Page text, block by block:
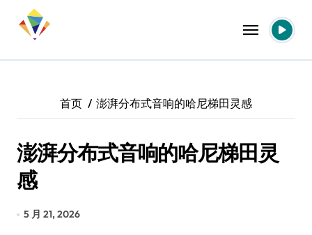
首页 澎湃分布式音响的哈尼梯田灵感
澎湃分布式音响的哈尼梯田灵
感
5 月 21, 2026